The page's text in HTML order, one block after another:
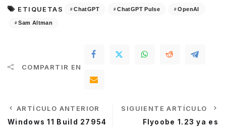
ETIQUETAS ChatGPT ChatGPT Pulse OpenAI
Sam Altman
COMPARTIR EN
ARTÍCULO ANTERIOR
Windows 11 Build 27954
SIGUIENTE ARTÍCULO
Flyoobe 1.23 ya es